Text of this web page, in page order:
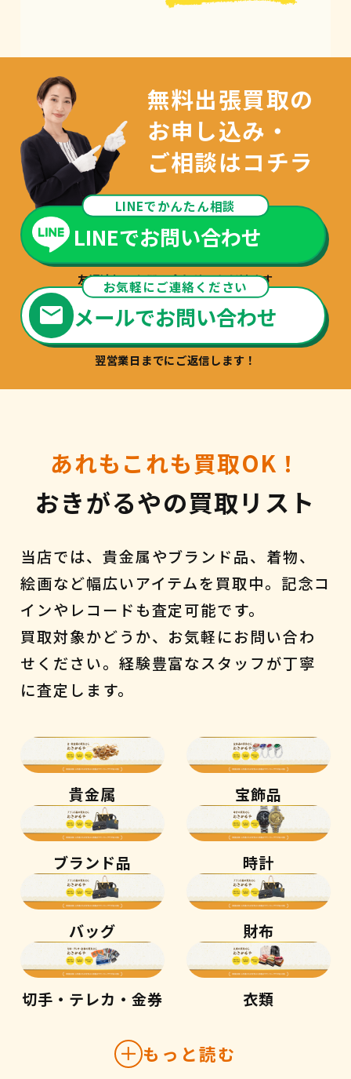
無料出張買取の
お申し込み・
ご相談はコチラ
LINEでかんたん相談
LINEでお問い合わせ
友達追加でお問い合わせいただけます
お気軽にご連絡ください
メールでお問い合わせ
翌営業日までにご返信します！
あれもこれも買取OK！
おきがるやの買取リスト
当店では、貴金属やブランド品、着物、
絵画など幅広いアイテムを買取中。記念コ
インやレコードも査定可能です。
買取対象かどうか、お気軽にお問い合わ
せください。経験豊富なスタッフが丁寧
に査定します。
貴金属 宝飾品
ブランド品 時計
バッグ 財布
切手・テレカ・金券 衣類
もっと読む